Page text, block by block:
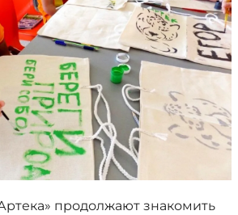
продолжают знакомить